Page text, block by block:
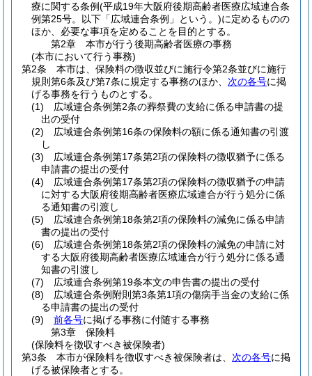
療に関する条例(平成19年大阪府後期高齢者医療広域連合条
例第25号。以下「広域連合条例」という。)に定めるものの
ほか、必要な事項を定めることを目的とする。
第2章
本市が行う後期高齢者医療の事務
(本市において行う事務)
第2条
本市は、保険料の徴収並びに施行令第2条並びに施行
規則第6条及び第7条に規定する事務のほか、 次の各号に掲
げる事務を行うものとする。
(1)
広域連合条例第2条の葬祭費の支給に係る申請書の提
出の受付
(2)
広域連合条例第16条の保険料の額に係る通知書の引渡
し
(3)
広域連合条例第17条第2項の保険料の徴収猶予に係る
申請書の提出の受付
(4)
広域連合条例第17条第2項の保険料の徴収猶予の申請
に対する大阪府後期高齢者医療広域連合が行う処分に係
る通知書の引渡し
(5)
広域連合条例第18条第2項の保険料の減免に係る申請
書の提出の受付
(6)
広域連合条例第18条第2項の保険料の減免の申請に対
する大阪府後期高齢者医療広域連合が行う処分に係る通
知書の引渡し
(7)
広域連合条例第19条本文の申告書の提出の受付
(8)
広域連合条例附則第3条第1項の傷病手当金の支給に係
る申請書の提出の受付
(9)
前各号に掲げる事務に付随する事務
第3章
保険料
(保険料を徴収すべき被保険者)
第3条
本市が保険料を徴収すべき被保険者は、 次の各号に掲
げる被保険者とする。